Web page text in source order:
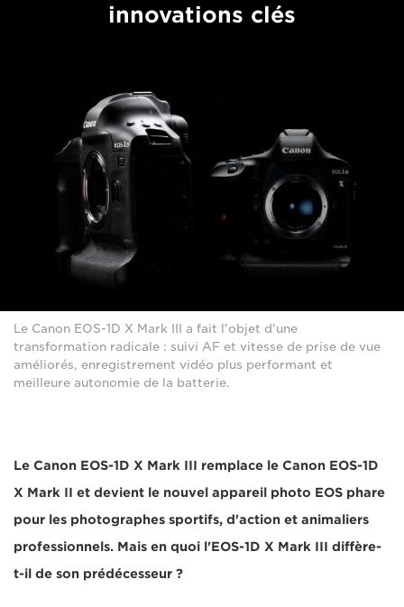
innovations clés
Le Canon EOS-1D X Mark III a fait l'objet d'une
transformation radicale : suivi AF et vitesse de prise de vue
améliorés, enregistrement vidéo plus performant et
meilleure autonomie de la batterie.
Le Canon EOS-1D X Mark III remplace le Canon EOS-1D
X Mark II et devient le nouvel appareil photo EOS phare
pour les photographes sportifs, d'action et animaliers
professionnels. Mais en quoi l'EOS-1D X Mark III diffère-
t-il de son prédécesseur ?